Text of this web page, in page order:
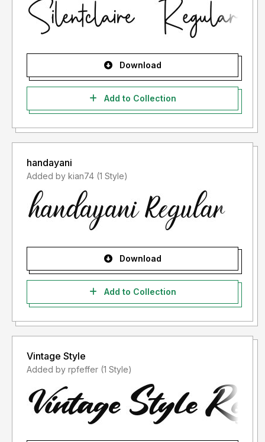
Download
Add to Collection
handayani
Added by kian74 (1 Style)
Download
Add to Collection
Vintage Style
Added by rpfeffer (1 Style)